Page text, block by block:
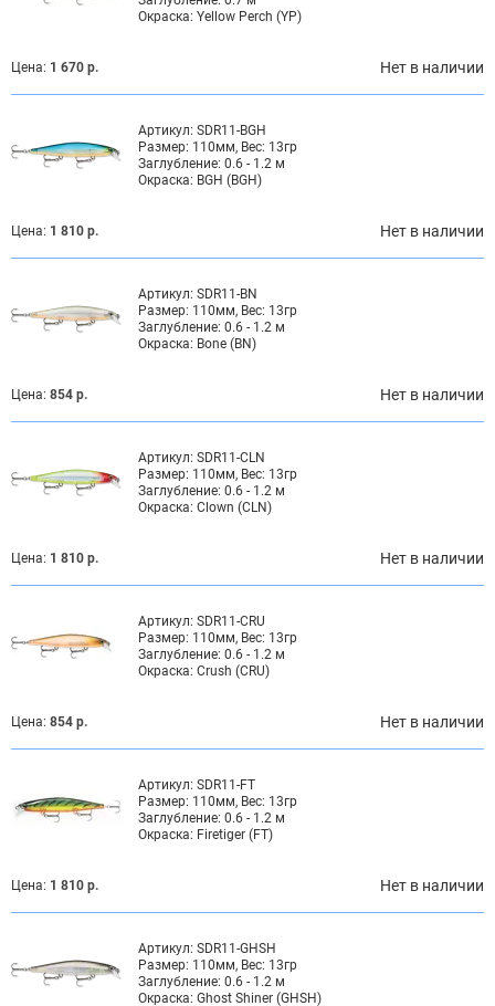
Окраска: Yellow Perch (YP)
Цена: 1 670 р. Нет в наличии
Артикул: SDR11-BGH
Размер: 110мм, Вес: 13гр
Заглубление: 0.6 - 1.2 м
Окраска: BGH (BGH)
Цена: 1 810 р. Нет в наличии
Артикул: SDR11-BN
Размер: 110мм, Вес: 13гр
Заглубление: 0.6 - 1.2 м
Окраска: Bone (BN)
Цена: 854 р. Нет в наличии
Артикул: SDR11-CLN
Размер: 110мм, Вес: 13гр
Заглубление: 0.6 - 1.2 м
Окраска: Clown (CLN)
Цена: 1 810 р. Нет в наличии
Артикул: SDR11-CRU
Размер: 110мм, Вес: 13гр
Заглубление: 0.6 - 1.2 м
Окраска: Crush (CRU)
Цена: 854 р. Нет в наличии
Артикул: SDR11-FT
Размер: 110мм, Вес: 13гр
Заглубление: 0.6 - 1.2 м
Окраска: Firetiger (FT)
Цена: 1 810 р. Нет в наличии
Артикул: SDR11-GHSH
Размер: 110мм, Вес: 13гр
Заглубление: 0.6 - 1.2 м
Окраска: Ghost Shiner (GHSH)